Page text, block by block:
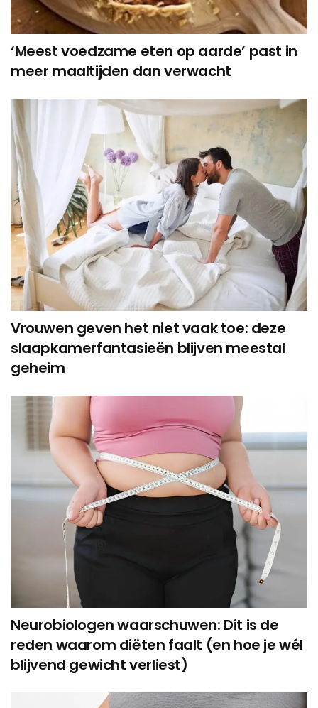
‘Meest voedzame eten op aarde’ past in
meer maaltijden dan verwacht
Vrouwen geven het niet vaak toe: deze
slaapkamerfantasieën blijven meestal
geheim
Neurobiologen waarschuwen: Dit is de
reden waarom diëten faalt (en hoe je wél
blijvend gewicht verliest)